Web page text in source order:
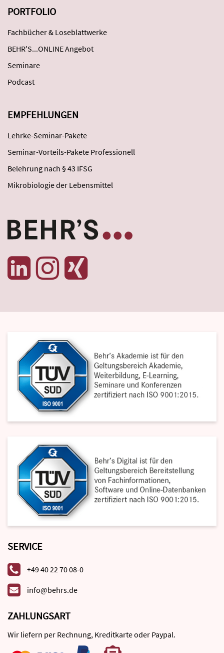
PORTFOLIO
Fachbücher & Loseblattwerke
BEHR'S...ONLINE Angebot
Seminare
Podcast
EMPFEHLUNGEN
Lehrke-Seminar-Pakete
Seminar-Vorteils-Pakete Professionell
Belehrung nach § 43 IFSG
Mikrobiologie der Lebensmittel
SERVICE
+49 40 22 70 08-0
info@behrs.de
ZAHLUNGSART
Wir liefern per Rechnung, Kreditkarte oder Paypal.